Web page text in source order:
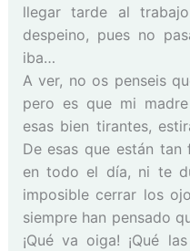
llegar tarde al
despeino, pues no
iba…
A ver, no os penseis
pero es que mi
esas bien tirantes,
De esas que están
en todo el día, ni te
imposible cerrar los
siempre han pensado
¡Qué va oiga! ¡Qué